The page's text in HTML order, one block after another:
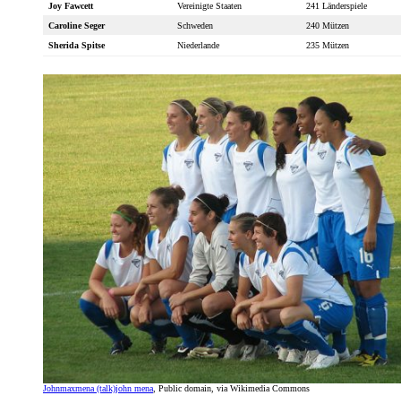
Joy Fawcett
Vereinigte Staaten
241 Länderspiele
Caroline Seger
Schweden
240 Mützen
Sherida Spitse
Niederlande 235 Mützen
Johnmaxmena (talk)john mena , Public domain, via Wikimedia Commons